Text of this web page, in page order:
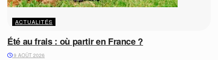
ACTUALITÉS
Été au frais : où partir en France ?
9 AOÛT 2026